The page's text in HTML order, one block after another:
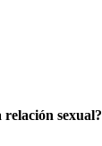
sexual?